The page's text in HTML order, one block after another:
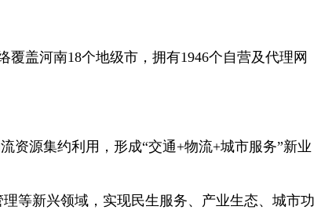
盖河南18个地级市，拥有1946个自营及代理网
资源集约利用，形成“交通+物流+城市服务”新业
等新兴领域，实现民生服务、产业生态、城市功